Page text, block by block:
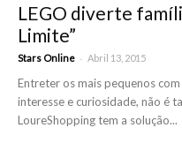
LEGO diverte
Limite”
Stars Online - Abril 13, 2015
Entreter os mais pequenos
interesse e curiosidade, não é
LoureShopping tem a solução...